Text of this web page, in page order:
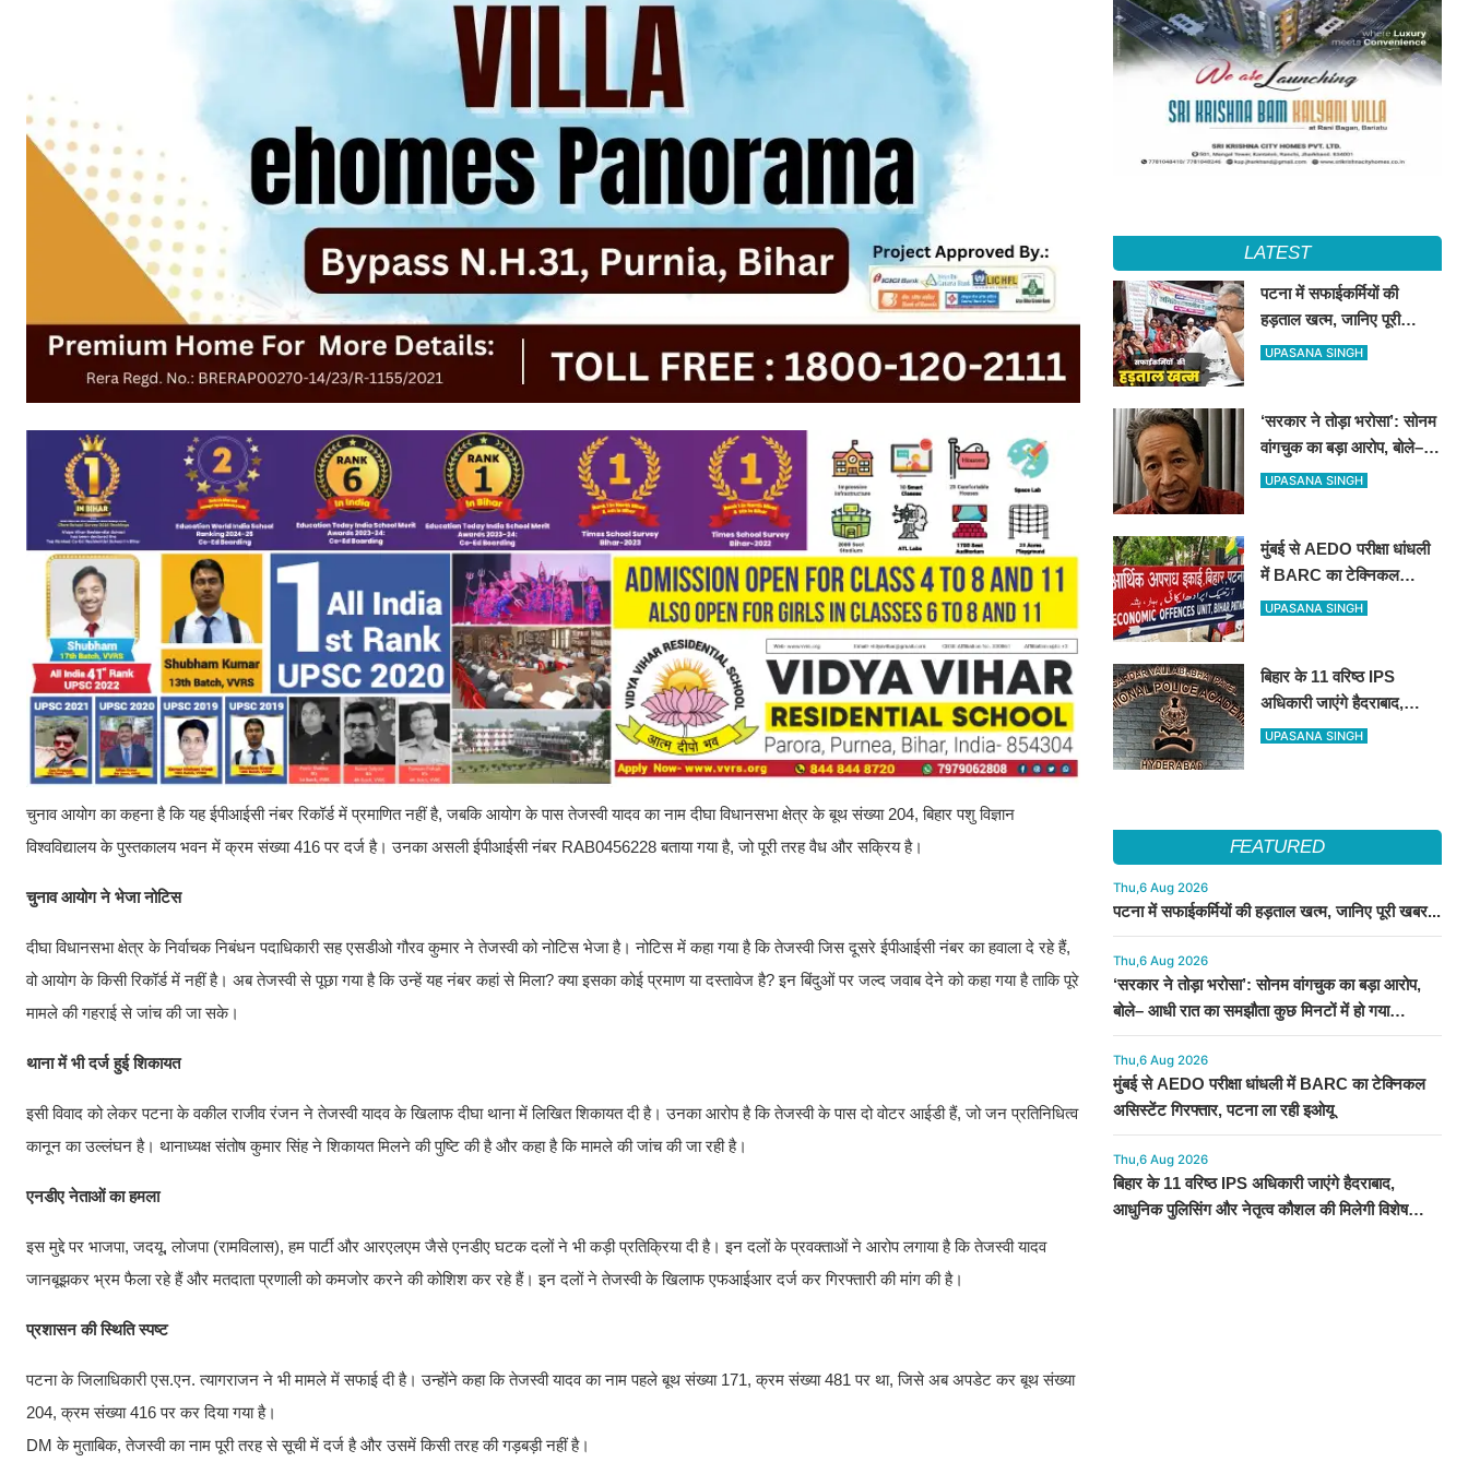
चुनाव आयोग का कहना है कि यह ईपीआईसी नंबर रिकॉर्ड में प्रमाणित नहीं है, जबकि आयोग के पास तेजस्वी यादव का नाम दीघा विधानसभा क्षेत्र के बूथ संख्या 204, बिहार पशु विज्ञान
विश्वविद्यालय के पुस्तकालय भवन में क्रम संख्या 416 पर दर्ज है। उनका असली ईपीआईसी नंबर RAB0456228 बताया गया है, जो पूरी तरह वैध और सक्रिय है।
चुनाव आयोग ने भेजा नोटिस
दीघा विधानसभा क्षेत्र के निर्वाचक निबंधन पदाधिकारी सह एसडीओ गौरव कुमार ने तेजस्वी को नोटिस भेजा है। नोटिस में कहा गया है कि तेजस्वी जिस दूसरे ईपीआईसी नंबर का हवाला दे रहे हैं,
वो आयोग के किसी रिकॉर्ड में नहीं है। अब तेजस्वी से पूछा गया है कि उन्हें यह नंबर कहां से मिला? क्या इसका कोई प्रमाण या दस्तावेज है? इन बिंदुओं पर जल्द जवाब देने को कहा गया है ताकि पूरे
मामले की गहराई से जांच की जा सके।
थाना में भी दर्ज हुई शिकायत
इसी विवाद को लेकर पटना के वकील राजीव रंजन ने तेजस्वी यादव के खिलाफ दीघा थाना में लिखित शिकायत दी है। उनका आरोप है कि तेजस्वी के पास दो वोटर आईडी हैं, जो जन प्रतिनिधित्व
कानून का उल्लंघन है। थानाध्यक्ष संतोष कुमार सिंह ने शिकायत मिलने की पुष्टि की है और कहा है कि मामले की जांच की जा रही है।
एनडीए नेताओं का हमला
इस मुद्दे पर भाजपा, जदयू, लोजपा (रामविलास), हम पार्टी और आरएलएम जैसे एनडीए घटक दलों ने भी कड़ी प्रतिक्रिया दी है। इन दलों के प्रवक्ताओं ने आरोप लगाया है कि तेजस्वी यादव
जानबूझकर भ्रम फैला रहे हैं और मतदाता प्रणाली को कमजोर करने की कोशिश कर रहे हैं। इन दलों ने तेजस्वी के खिलाफ एफआईआर दर्ज कर गिरफ्तारी की मांग की है।
प्रशासन की स्थिति स्पष्ट
पटना के जिलाधिकारी एस.एन. त्यागराजन ने भी मामले में सफाई दी है। उन्होंने कहा कि तेजस्वी यादव का नाम पहले बूथ संख्या 171, क्रम संख्या 481 पर था, जिसे अब अपडेट कर बूथ संख्या
204, क्रम संख्या 416 पर कर दिया गया है।
DM के मुताबिक, तेजस्वी का नाम पूरी तरह से सूची में दर्ज है और उसमें किसी तरह की गड़बड़ी नहीं है।
LATEST
पटना में सफाईकर्मियों की
हड़ताल खत्म, जानिए पूरी
खबर...
UPASANA SINGH
‘सरकार ने तोड़ा भरोसा’: सोनम
वांगचुक का बड़ा आरोप, बोले–
आधी रात का समझौता कुछ
UPASANA SINGH
मुंबई से AEDO परीक्षा धांधली
में BARC का टेक्निकल
असिस्टेंट गिरफ्तार, पटना ला
UPASANA SINGH
बिहार के 11 वरिष्ठ IPS
अधिकारी जाएंगे हैदराबाद,
आधुनिक पुलिसिंग और नेतृत्व
UPASANA SINGH
FEATURED
Thu,6 Aug 2026
पटना में सफाईकर्मियों की हड़ताल खत्म, जानिए पूरी खबर...
Thu,6 Aug 2026
‘सरकार ने तोड़ा भरोसा’: सोनम वांगचुक का बड़ा आरोप,
बोले– आधी रात का समझौता कुछ मिनटों में हो गया
सार्वजनिक
Thu,6 Aug 2026
मुंबई से AEDO परीक्षा धांधली में BARC का टेक्निकल
असिस्टेंट गिरफ्तार, पटना ला रही इओयू
Thu,6 Aug 2026
बिहार के 11 वरिष्ठ IPS अधिकारी जाएंगे हैदराबाद,
आधुनिक पुलिसिंग और नेतृत्व कौशल की मिलेगी विशेष